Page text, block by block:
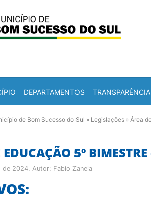
Aberta
DEPARTAMENTOS TRANSPARÊNCIA
de Bom Sucesso do Sul » Legislações » Área
EDUCAÇÃO 5º
de 2024. Autor: Fabio Zanela